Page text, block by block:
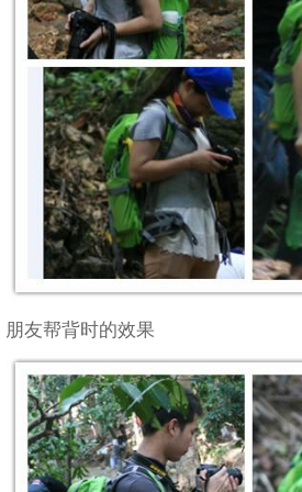
朋友帮背时的效果